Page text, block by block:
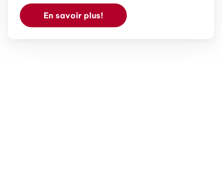
En savoir plus!